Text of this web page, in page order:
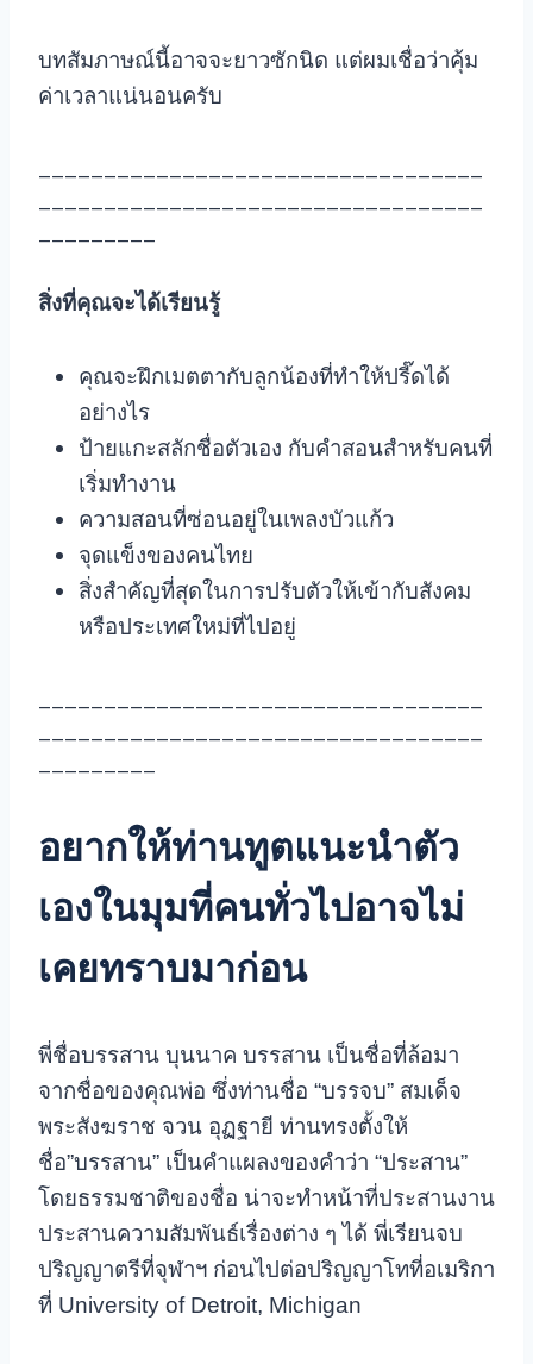
บทสัมภาษณ์นี้อาจจะยาวซักนิด แต่ผมเชื่อว่าคุ้ม
ค่าเวลาแน่นอนครับ
__________________________________
__________________________________
_________
สิ่งที่คุณจะได้เรียนรู้
คุณจะฝึกเมตตากับลูกน้องที่ทำให้ปรี๊ดได้
อย่างไร
ป้ายแกะสลักชื่อตัวเอง กับคำสอนสำหรับคนที่
เริ่มทำงาน
ความสอนที่ซ่อนอยู่ในเพลงบัวแก้ว
จุดแข็งของคนไทย
สิ่งสำคัญที่สุดในการปรับตัวให้เข้ากับสังคม
หรือประเทศใหม่ที่ไปอยู่
__________________________________
__________________________________
_________
อยากให้ท่านทูตแนะนำตัว
เองในมุมที่คนทั่วไปอาจไม่
เคยทราบมาก่อน
พี่ชื่อบรรสาน บุนนาค บรรสาน เป็นชื่อที่ล้อมา
จากชื่อของคุณพ่อ ซึ่งท่านชื่อ “บรรจบ” สมเด็จ
พระสังฆราช จวน อุฏฐายี ท่านทรงตั้งให้
ชื่อ”บรรสาน” เป็นคำแผลงของคำว่า “ประสาน”
โดยธรรมชาติของชื่อ น่าจะทำหน้าที่ประสานงาน
ประสานความสัมพันธ์เรื่องต่าง ๆ ได้ พี่เรียนจบ
ปริญญาตรีที่จุฬาฯ ก่อนไปต่อปริญญาโทที่อเมริกา
ที่ University of Detroit, Michigan